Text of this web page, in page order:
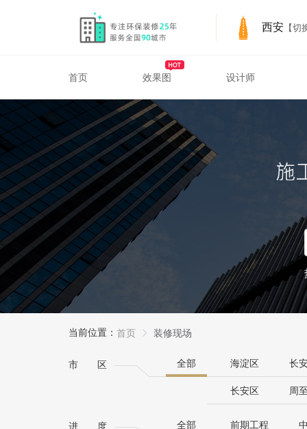
西安 【切
首页 效果图 设计师
Fabricatingyard city0
西安装修服务
西安装修案例与设计参考
当前位置： 首页 装修现场
市区 全部 海淀区 长
长安区 周
进度 全部 前期工程